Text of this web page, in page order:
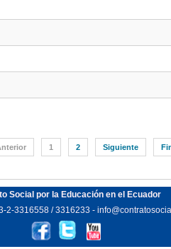
1 2 Siguiente
Social por la Educación en el Ecuador
2-3316558 / 3316233 -